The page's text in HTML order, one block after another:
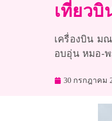
เที่ยว
เครื่องบิน ม
อบอุ่น หมอ-พ
30 กรกฎาคม